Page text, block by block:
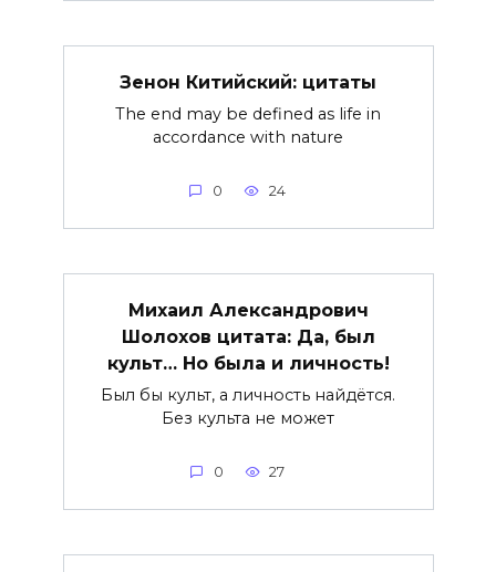
Зенон Китийский: цитаты
The end may be defined as life in
accordance with nature
0 24
Михаил Александрович
Шолохов цитата: Да, был
культ… Но была и личность!
Был бы культ, а личность найдётся.
Без культа не может
0 27